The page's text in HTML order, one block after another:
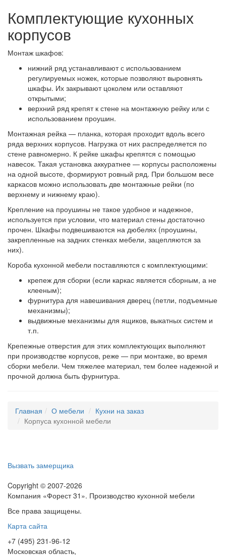
Комплектующие кухонных
корпусов
Монтаж шкафов:
нижний ряд устанавливают с использованием
регулируемых ножек, которые позволяют выровнять
шкафы. Их закрывают цоколем или оставляют
открытыми;
верхний ряд крепят к стене на монтажную рейку или с
использованием проушин.
Монтажная рейка — планка, которая проходит вдоль всего
ряда верхних корпусов. Нагрузка от них распределяется по
стене равномерно. К рейке шкафы крепятся с помощью
навесок. Такая установка аккуратнее — корпусы расположены
на одной высоте, формируют ровный ряд. При большом весе
каркасов можно использовать две монтажные рейки (по
верхнему и нижнему краю).
Крепление на проушины не такое удобное и надежное,
используется при условии, что материал стены достаточно
прочен. Шкафы подвешиваются на дюбелях (проушины,
закрепленные на задних стенках мебели, зацепляются за
них).
Короба кухонной мебели поставляются с комплектующими:
крепеж для сборки (если каркас является сборным, а не
клееным);
фурнитура для навешивания дверец (петли, подъемные
механизмы);
выдвижные механизмы для ящиков, выкатных систем и
т.п.
Крепежные отверстия для этих комплектующих выполняют
при производстве корпусов, реже — при монтаже, во время
сборки мебели. Чем тяжелее материал, тем более надежной и
прочной должна быть фурнитура.
Главная О мебели
Кухни на заказ
Корпуса кухонной мебели
Вызвать замерщика
Copyright © 2007-2026
Компания «Форест 31». Производство кухонной мебели
Все права защищены.
Карта сайта
+7 (495) 231-96-12
Московская область,